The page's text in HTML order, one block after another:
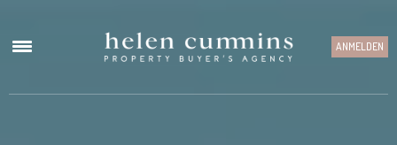
ANMELDEN